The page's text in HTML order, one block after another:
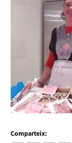
Comparteix: